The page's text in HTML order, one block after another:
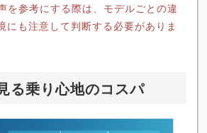
を参考にする際は、モデルごとの違
にも注意して判断する必要がありま
る乗り心地のコスパ